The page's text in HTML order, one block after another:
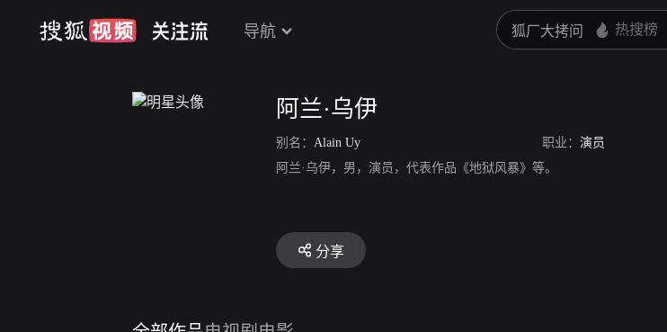
导航
阿兰·乌伊
别名： Alain Uy 职业： 演员
阿兰·乌伊，男，演员，代表作品《地狱风暴》等。
分享